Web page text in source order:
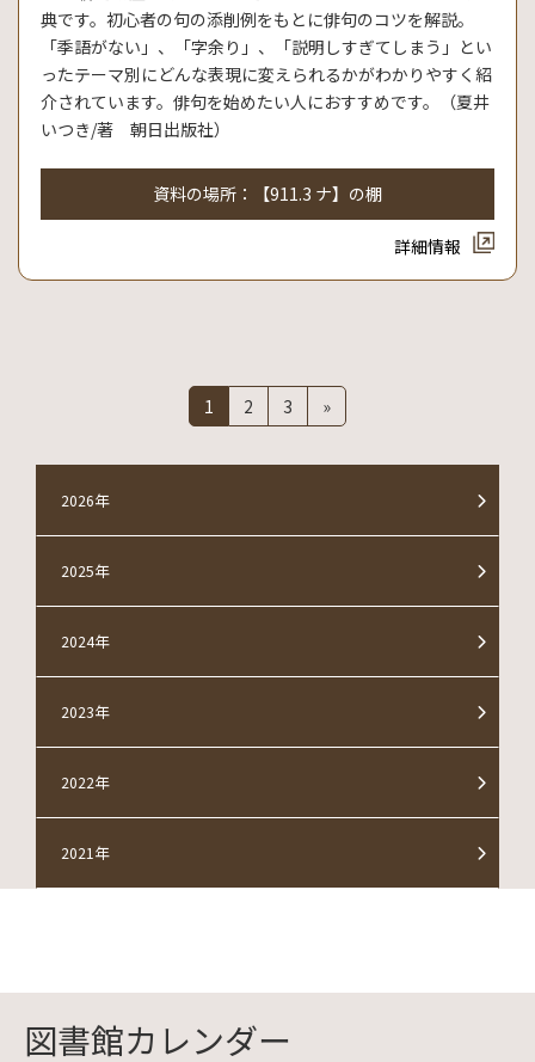
典です。初心者の句の添削例をもとに俳句のコツを解説。
「季語がない」、「字余り」、「説明しすぎてしまう」とい
ったテーマ別にどんな表現に変えられるかがわかりやすく紹
介されています。俳句を始めたい人におすすめです。（夏井
いつき/著 朝日出版社）
資料の場所：【911.3 ナ】の棚
詳細情報
稿
の
ペ
ー
ジ
送
り
固
定
1
固
定
2
固
定
3 »
2026年
2025年
2024年
2023年
2022年
2021年
図書館カレンダー